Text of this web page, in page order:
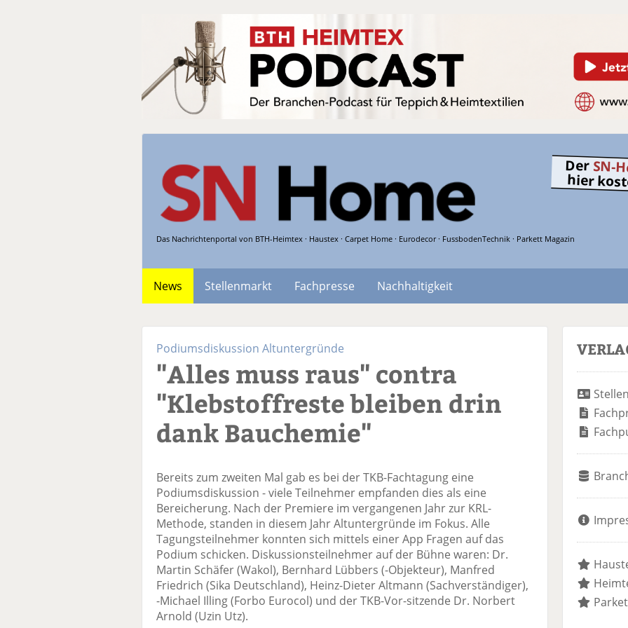
Das Nachrichtenportal von BTH-Heimtex · Haustex · Carpet Home · Eurodecor · FussbodenTechnik · Parkett Magazin
Der SN-
hier
News Stellenmarkt Fachpresse
Nachhaltigkeit
Podiumsdiskussion Altuntergründe
"Alles muss raus" contra
"Klebstoffreste bleiben drin
dank Bauchemie"
Bereits zum zweiten Mal gab es bei der TKB-Fachtagung eine
Podiumsdiskussion - viele Teilnehmer empfanden dies als eine
Bereicherung. Nach der Premiere im vergangenen Jahr zur KRL-
Methode, standen in diesem Jahr Altuntergründe im Fokus. Alle
Tagungsteilnehmer konnten sich mittels einer App Fragen auf das
Podium schicken. Diskussionsteilnehmer auf der Bühne waren: Dr.
Martin Schäfer (Wakol), Bernhard Lübbers (-Objekteur), Manfred
Friedrich (Sika Deutschland), Heinz-Dieter Altmann (Sachverständiger),
-Michael Illing (Forbo Eurocol) und der TKB-Vor-sitzende Dr. Norbert
Arnold (Uzin Utz).